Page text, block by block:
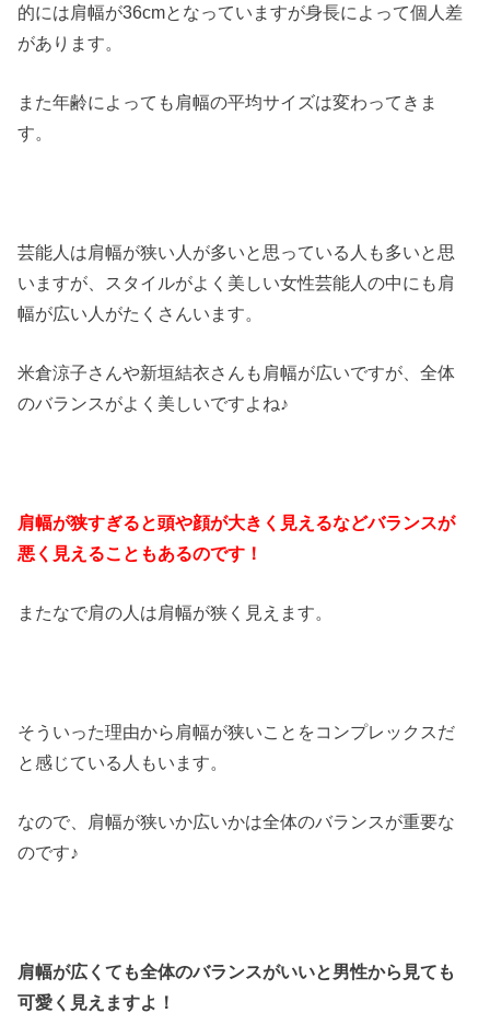
的には肩幅が36cmとなっていますが身長によって個人差
があります。
また年齢によっても肩幅の平均サイズは変わってきま
す。
芸能人は肩幅が狭い人が多いと思っている人も多いと思
いますが、スタイルがよく美しい女性芸能人の中にも肩
幅が広い人がたくさんいます。
米倉涼子さんや新垣結衣さんも肩幅が広いですが、全体
のバランスがよく美しいですよね♪
肩幅が狭すぎると頭や顔が大きく見えるなどバランスが
悪く見えることもあるのです！
またなで肩の人は肩幅が狭く見えます。
そういった理由から肩幅が狭いことをコンプレックスだ
と感じている人もいます。
なので、肩幅が狭いか広いかは全体のバランスが重要な
のです♪
肩幅が広くても全体のバランスがいいと男性から見ても
可愛く見えますよ！